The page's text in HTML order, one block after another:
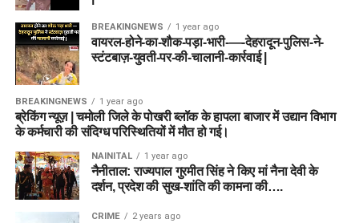
BREAKINGNEWS 1 year ago
वायरल-होने-का-शौक-पड़ा-भारी-—-देहरादून-पुलिस-ने-
स्टंटबाज़-युवती-पर-की-चालानी-कार्रवाई |
BREAKINGNEWS 1 year ago
ब्रेकिंग न्यूज़ | चमोली जिले के पोखरी ब्लॉक के हापला बाजार में उद्यान विभाग
के कर्मचारी की संदिग्ध परिस्थितियों में मौत हो गई।
NAINITAL 1 year ago
नैनीताल: राज्यपाल गुरमीत सिंह ने किए मां नैना देवी के
दर्शन, प्रदेश की सुख-शांति की कामना की….
CRIME 2 years ago